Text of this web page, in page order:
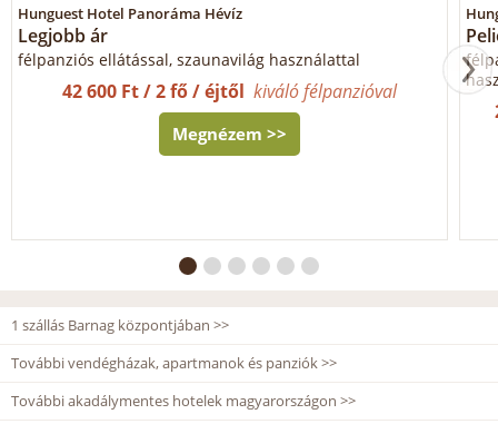
Hunguest Hotel Panoráma Hévíz
Legjobb ár
félpanziós ellátással, szaunavilág használattal
42 600 Ft / 2 fő / éjtőlkiváló félpanzióval
Megnézem >>
1 szállás Barnag központjában >>
További vendégházak, apartmanok és panziók >>
További akadálymentes hotelek magyarországon >>